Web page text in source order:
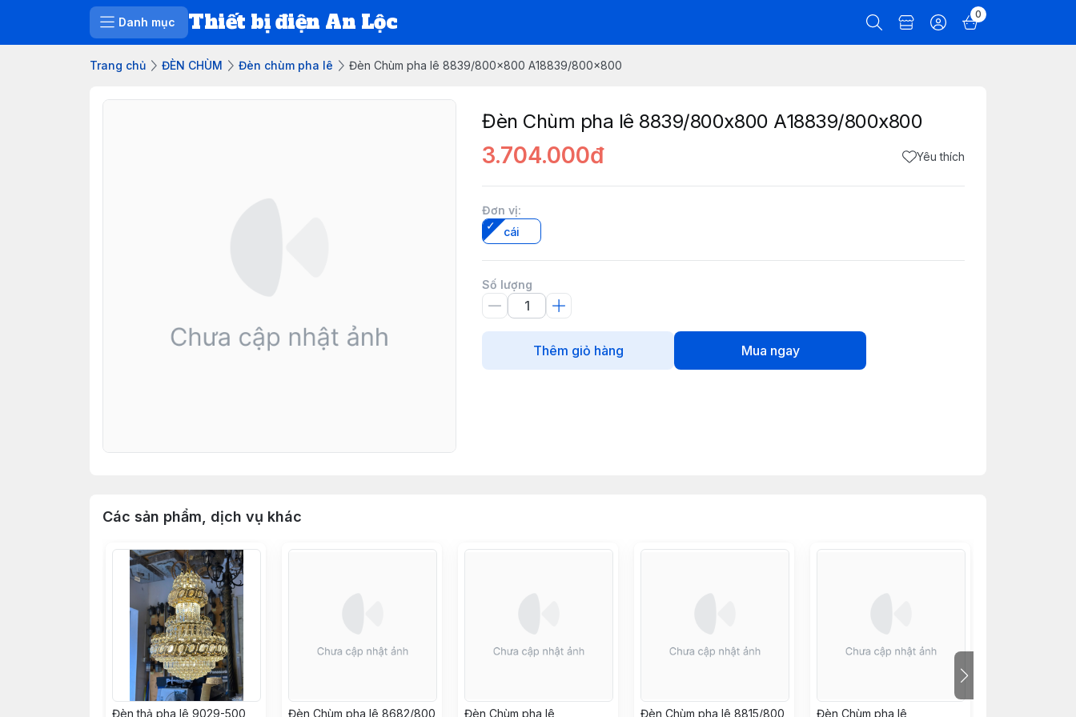
Danh mục Thiết bị điện An Lộc 0
Trang chủ ĐÈN CHÙM Đèn chùm pha lê Đèn Chùm pha lê 8839/800x800 A18839/800x800
Đèn Chùm pha lê 8839/800x800 A18839/800x800
3.704.000đ Yêu thích
Đơn vị:
cái
Số lượng
Thêm giỏ hàng Mua ngay
Các sản phẩm, dịch vụ khác
Đèn thả pha lê 9029-500 Đèn Chùm pha lê 8682/800 Đèn Chùm pha lê Đèn Chùm pha lê 8815/800 Đèn Chùm pha lê